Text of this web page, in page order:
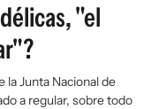
"el
la Junta Nacional de
a regular, sobre todo